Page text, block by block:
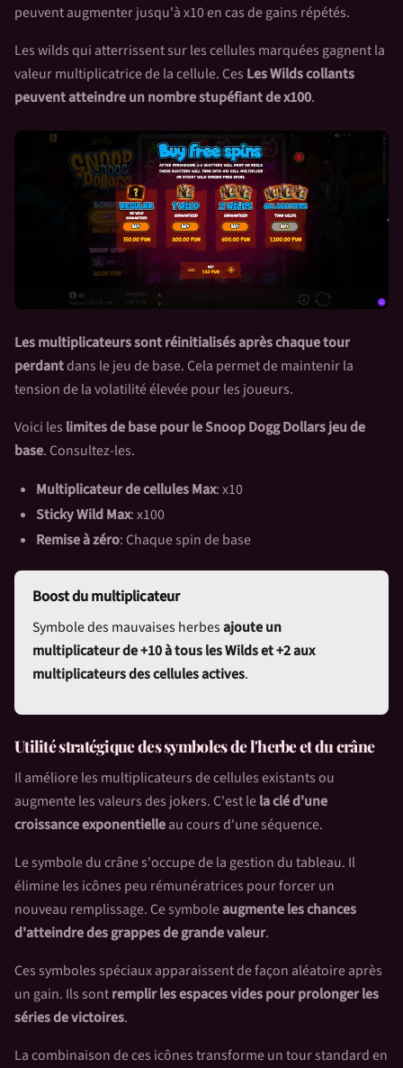
peuvent augmenter jusqu'à x10 en cas de gains répétés.
Les wilds qui atterrissent sur les cellules marquées gagnent la
valeur multiplicatrice de la cellule. Ces Les Wilds collants
peuvent atteindre un nombre stupéfiant de x100.
Les multiplicateurs sont réinitialisés après chaque tour
perdantdans le jeu de base. Cela permet de maintenir la
tension de la volatilité élevée pour les joueurs.
Voici les limites de base pour leSnoop Dogg Dollarsjeu de
base. Consultez-les.
Multiplicateur de cellules Max: x10
Sticky Wild Max: x100
Remise à zéro: Chaque spin de base
Boost du multiplicateur
Symbole des mauvaises herbesajoute un
multiplicateur de +10 à tous les Wilds et +2 aux
multiplicateurs des cellules actives.
Utilité stratégique des symboles de l'herbe et du crâne
Il améliore les multiplicateurs de cellules existants ou
augmente les valeurs des jokers. C'est lela clé d'une
croissance exponentielleau cours d'une séquence.
Le symbole du crâne s'occupe de la gestion du tableau. Il
élimine les icônes peu rémunératrices pour forcer un
nouveau remplissage. Ce symboleaugmente les chances
d'atteindre des grappes de grande valeur.
Ces symboles spéciaux apparaissent de façon aléatoire après
un gain. Ils sontremplir les espaces vides pour prolonger les
séries de victoires.
La combinaison de ces icônes transforme un tour standard en